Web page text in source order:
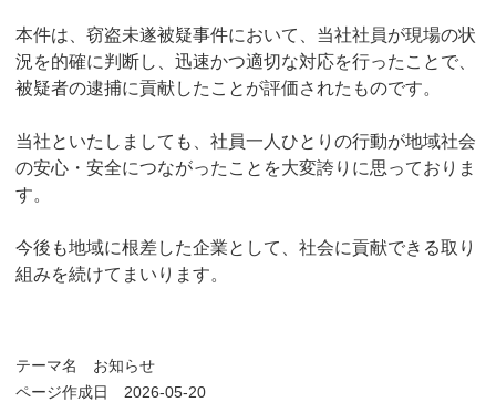
本件は、窃盗未遂被疑事件において、当社社員が現場の状
況を的確に判断し、迅速かつ適切な対応を行ったことで、
被疑者の逮捕に貢献したことが評価されたものです。
当社といたしましても、社員一人ひとりの行動が地域社会
の安心・安全につながったことを大変誇りに思っておりま
す。
今後も地域に根差した企業として、社会に貢献できる取り
組みを続けてまいります。
テーマ名 お知らせ
ページ作成日 2026-05-20